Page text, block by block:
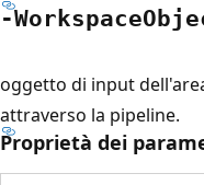
-Workspace
oggetto di input
attraverso la pipeline.
Proprietà dei